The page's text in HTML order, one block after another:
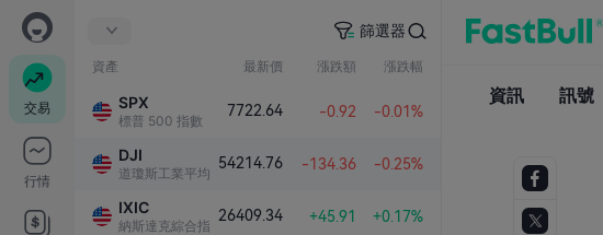
交易
行情
篩選器
資產 最新價 漲跌額 漲跌幅
SPX
標普 500 指數
7722.64 -0.92 -0.01%
DJI
道瓊斯工業平均指數
54214.76 -134.36 -0.25%
IXIC
納斯達克綜合指數
26409.34 +45.91 +0.17%
搜尋
資訊 訊號